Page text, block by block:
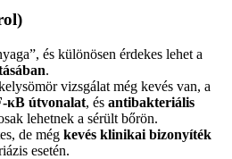
és különösen érdekes lehet a
.
vizsgálat még kevés van, a
útvonalat, és antibakteriális
lehetnek a sérült bőrön.
de még kevés klinikai bizonyíték
esetén.